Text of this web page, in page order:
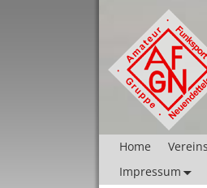
Home
Impressum